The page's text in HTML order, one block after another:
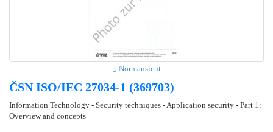
Normansicht
ČSN ISO/IEC 27034-1 (369703)
Information Technology - Security techniques - Application security - Part 1:
Overview and concepts